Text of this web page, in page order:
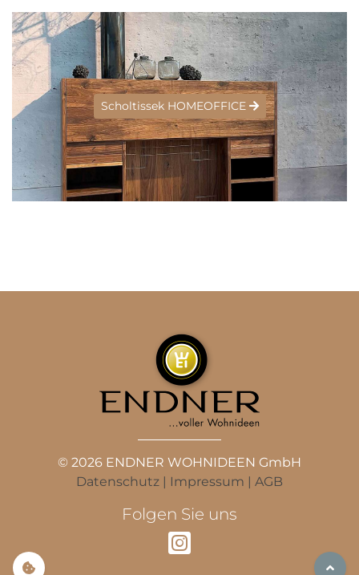
Scholtissek HOMEOFFICE
© 2026 ENDNER WOHNIDEEN GmbH
Datenschutz | Impressum | AGB
Folgen Sie uns